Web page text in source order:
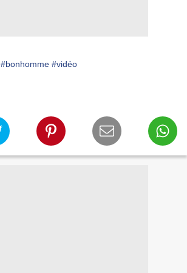
#bonhomme #vidéo